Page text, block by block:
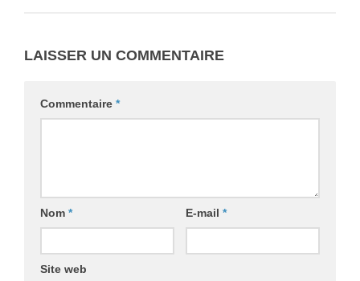
LAISSER UN COMMENTAIRE
Commentaire *
Nom * E-mail *
Site web